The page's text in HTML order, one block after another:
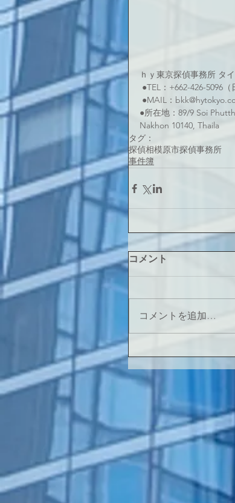
ｈｙ東京探偵事務所 タ
●TEL：+662-426-5096
●MAIL：
●所在地：89/9 Soi
Nakhon 10140, Thaila
タグ：
探偵相模原市探偵事務所
事件簿
コメント
コメントを追加…